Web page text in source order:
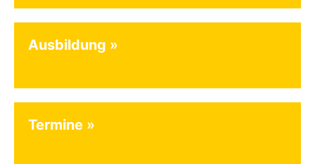
Ausbildung
Termine